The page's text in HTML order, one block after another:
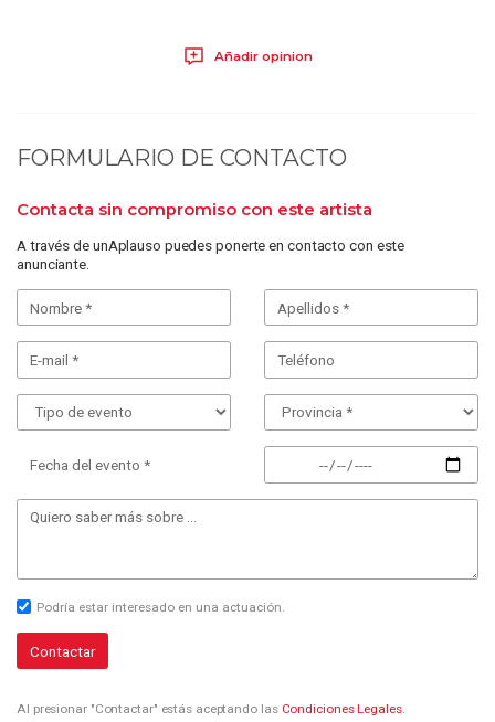
Añadir opinion
FORMULARIO DE CONTACTO
Contacta sin compromiso con este artista
A través de unAplauso puedes ponerte en contacto con este
anunciante.
Fecha del evento *
Podría estar interesado en una actuación.
Contactar
Al presionar "Contactar" estás aceptando las Condiciones Legales.